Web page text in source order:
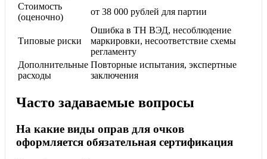
Стоимость
(оценочно)
от 38 000 рублей для партии
Типовые риски
Ошибка в ТН ВЭД, несоблюдение
маркировки, несоответствие схемы
регламенту
Дополнительные
расходы
Повторные испытания, экспертные
заключения
Часто задаваемые вопросы
На какие виды оправ для очков
оформляется обязательная сертификация